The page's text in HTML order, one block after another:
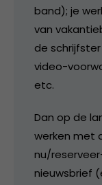
band); je
van
de
video-
etc.
Dan op de
werken met
nu/
nieuwsbrief